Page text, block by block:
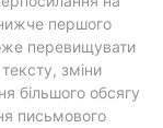
першого
перевищувати
зміни
більшого обсягу
письмового